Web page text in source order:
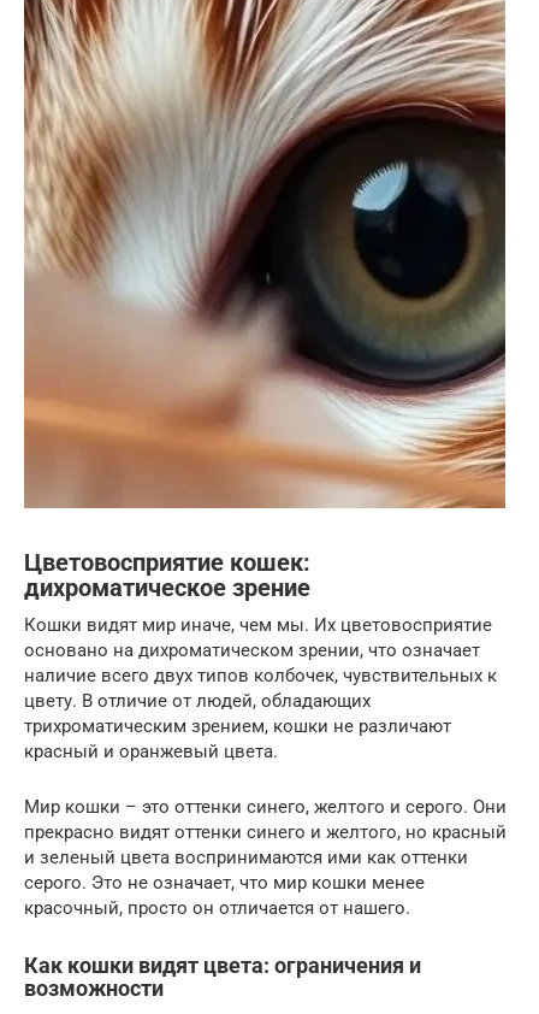
Цветовосприятие кошек:
дихроматическое зрение
Кошки видят мир иначе, чем мы. Их цветовосприятие
основано на дихроматическом зрении, что означает
наличие всего двух типов колбочек, чувствительных к
цвету. В отличие от людей, обладающих
трихроматическим зрением, кошки не различают
красный и оранжевый цвета.
Мир кошки – это оттенки синего, желтого и серого. Они
прекрасно видят оттенки синего и желтого, но красный
и зеленый цвета воспринимаются ими как оттенки
серого. Это не означает, что мир кошки менее
красочный, просто он отличается от нашего.
Как кошки видят цвета: ограничения и
возможности